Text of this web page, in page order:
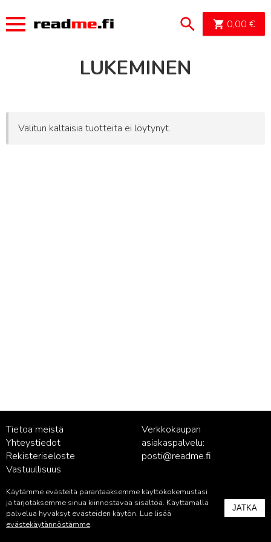
0,00 €
LUKEMINEN
Valitun kaltaisia tuotteita ei löytynyt.
Tietoa meistä
Yhteystiedot
Rekisteriseloste
Vastuullisuus
Verkkokaupan
asiakaspalvelu:
posti@readme.fi
Kustantamon asiakaspalvelu:
palvelu@readme.fi
Käytämme evästeitä parantaaksemme käyttökokemustasi
ja tarjotaksemme sinua kiinnostavaa sisältöä. Käyttämällä
palvelua hyväksyt evästeiden käytön. Lue lisää
evästekäytännöstämme.
JATKA